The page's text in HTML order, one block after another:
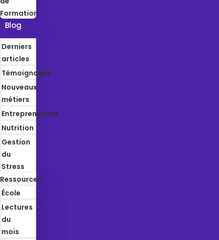
Formation
Blog
Derniers
articles
Témoignages
Nouveaux
métiers
Entrepreneuriat
Nutrition
Gestion
du
Stress
Ressources
École
Lectures
du
mois